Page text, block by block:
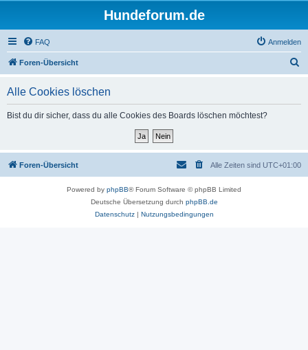
Hundeforum.de
FAQ Anmelden
Foren-Übersicht
Alle Cookies löschen
Bist du dir sicher, dass du alle Cookies des Boards löschen möchtest?
Foren-Übersicht Alle Zeiten sind UTC+01:00
Powered by phpBB® Forum Software © phpBB Limited
Deutsche Übersetzung durch phpBB.de
Datenschutz| Nutzungsbedingungen